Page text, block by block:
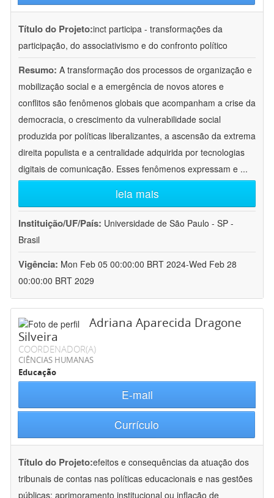
Título do Projeto:inct participa - transformações da
participação, do associativismo e do confronto político
Resumo: A transformação dos processos de organização e
mobilização social e a emergência de novos atores e
conflitos são fenômenos globais que acompanham a crise da
democracia, o crescimento da vulnerabilidade social
produzida por políticas liberalizantes, a ascensão da extrema
direita populista e a centralidade adquirida por tecnologias
digitais de comunicação. Esses fenômenos expressam e ...
leia mais
Instituição/UF/País: Universidade de São Paulo - SP -
Brasil
Vigência: Mon Feb 05 00:00:00 BRT 2024-Wed Feb 28
00:00:00 BRT 2029
Adriana Aparecida Dragone
Silveira
COORDENADOR(A)
CIÊNCIAS HUMANAS
Educação
E-mail
Currículo
Título do Projeto:efeitos e consequências da atuação dos
tribunais de contas nas políticas educacionais e nas gestões
públicas: aprimoramento institucional ou inflação de